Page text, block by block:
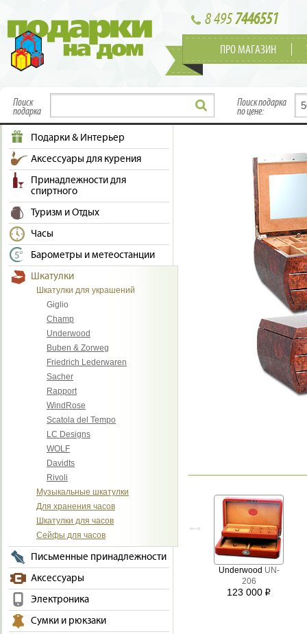
8 4957446551
ПРО МАГАЗИН
Поиск
подарка
Поиск подарка
по цене:
Подарки & Интерьер
Аксессуары для курения
Принадлежности для
спиртного
Туризм и Отдых
Часы
Барометры и метеостанции
Шкатулки
Шкатулки для украшений
Giglio
Champ
Underwood
Buben & Zorweg
Friedrich Lederwaren
Sacher
Rapport
WindRose
Scatola del Tempo
LC Designs
WOLF
Davidts
Rivoli
Музыкальные шкатулки
Для хранения часов
Шкатулки для часов
Сейфы для часов
Письменные принадлежности
Аксессуары
Электроника
Сумки и рюкзаки
Underwood UN-
206
123 000 i